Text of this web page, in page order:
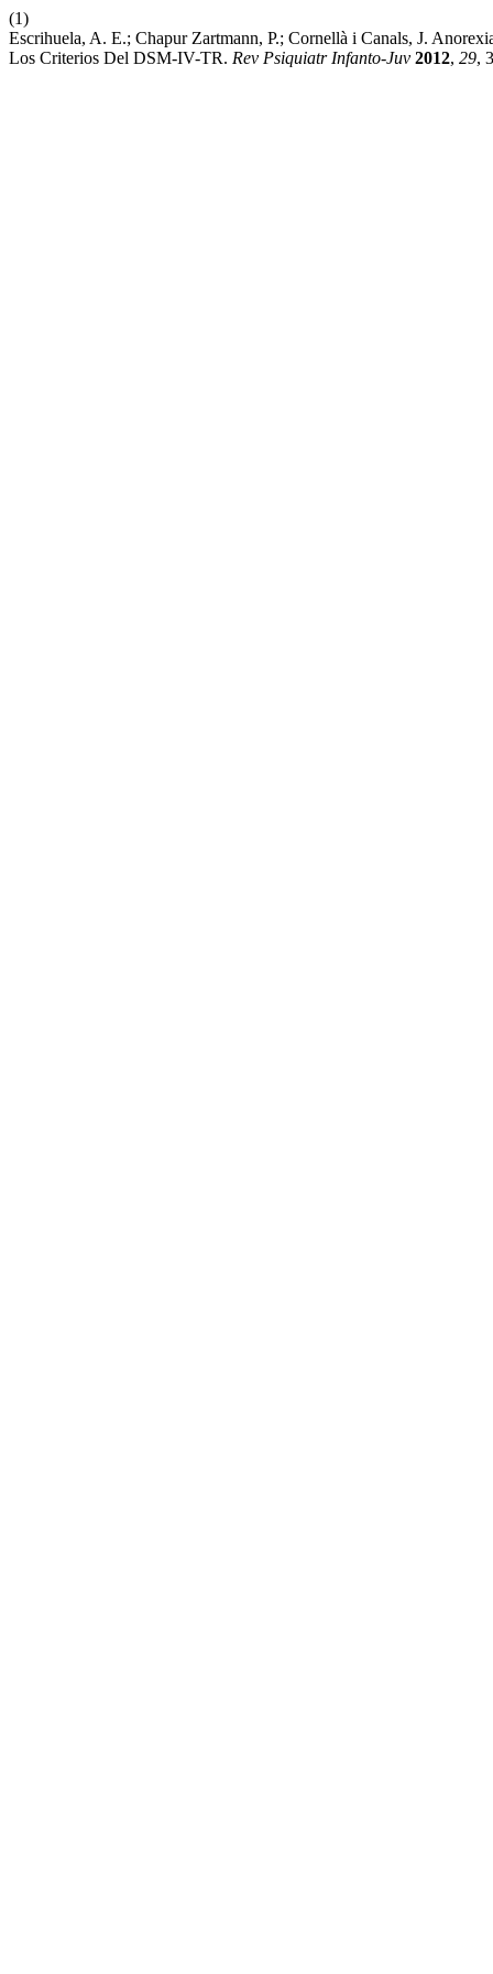
(1)
Escrihuela, A. E.; Chapur Zartmann, P.; Cornellà i Canals, J.
Los Criterios Del DSM-IV-TR. Rev Psiquiatr Infanto-Juv 2012, 29,